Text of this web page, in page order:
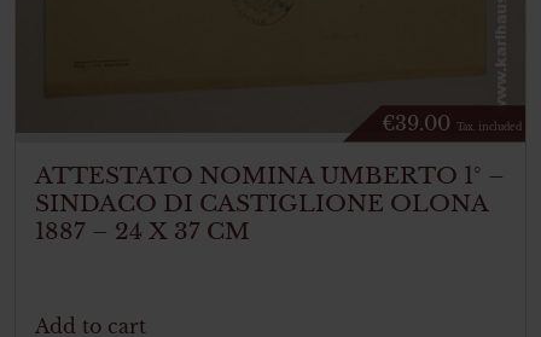
€39.00 Tax. included
ATTESTATO NOMINA UMBERTO 1° –
SINDACO DI CASTIGLIONE OLONA
1887 – 24 X 37 CM
Add to cart